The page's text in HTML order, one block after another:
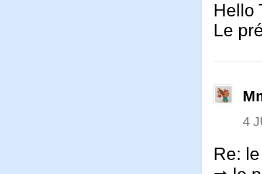
Hello
Le
4
Re: